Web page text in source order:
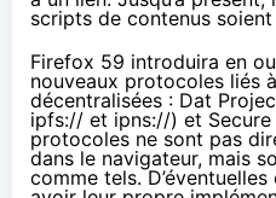
scripts de contenus
Firefox 59 introduira en
nouveaux protocoles liés
décentralisées : Dat
ipfs:// et ipns://) et
protocoles ne sont pas
dans le navigateur, mais
comme tels.